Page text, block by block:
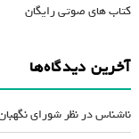
کتاب های صوتی رایگان
آخرین دیدگاه‌ها
ناشناسدرنظر شورای